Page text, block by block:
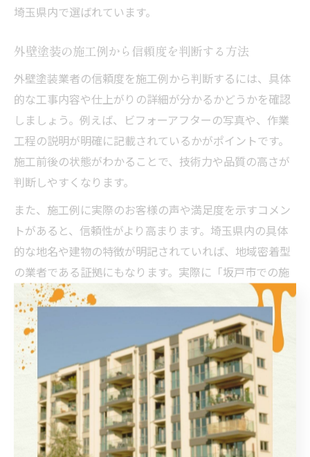
埼玉県内で選ばれています。
外壁塗装の施工例から信頼度を判断する方法
外壁塗装業者の信頼度を施工例から判断するには、具体
的な工事内容や仕上がりの詳細が分かるかどうかを確認
しましょう。例えば、ビフォーアフターの写真や、作業
工程の説明が明確に記載されているかがポイントです。
施工前後の状態がわかることで、技術力や品質の高さが
判断しやすくなります。
また、施工例に実際のお客様の声や満足度を示すコメン
トがあると、信頼性がより高まります。埼玉県内の具体
的な地名や建物の特徴が明記されていれば、地域密着型
の業者である証拠にもなります。実際に「坂戸市での施
工例」など、地元の事例が豊富な業者は安心感がありま
す。
さらに、施工例の数だけでなく、内容の充実度や多様性
も重要です。戸建て・アパート・マンションなど様々な
建物への対応実績があるかもチェックし、総合的に信頼
度を見極めましょう。
外壁塗装業者のグレードと信頼性の違い